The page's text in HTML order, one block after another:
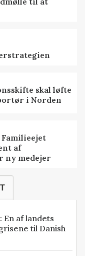
skal løfte
i Norden
af
ny medejer
En af landets
til Danish